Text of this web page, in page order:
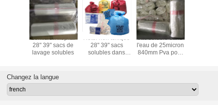
25micron hôpital
28" 39" sacs de
lavage solubles
Hôtel non toxique
28" 39" sacs
solubles dans
sac soluble dans
l'eau de 25micron
840mm Pva pour
Changez la langue